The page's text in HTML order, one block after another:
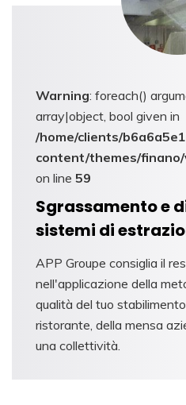
Warning: foreach()
array|object, bool given in
/home/clients/
content/themes/
on line 59
Sgrassamento e
sistemi di
APP Groupe consiglia il
nell'applicazione della
qualità del tuo
ristorante, della mensa
una collettività.